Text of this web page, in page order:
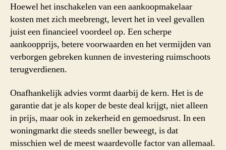
Hoewel het inschakelen van een aankoopmakelaar
kosten met zich meebrengt, levert het in veel gevallen
juist een financieel voordeel op. Een scherpe
aankoopprijs, betere voorwaarden en het vermijden van
verborgen gebreken kunnen de investering ruimschoots
terugverdienen.
Onafhankelijk advies vormt daarbij de kern. Het is de
garantie dat je als koper de beste deal krijgt, niet alleen
in prijs, maar ook in zekerheid en gemoedsrust. In een
woningmarkt die steeds sneller beweegt, is dat
misschien wel de meest waardevolle factor van allemaal.